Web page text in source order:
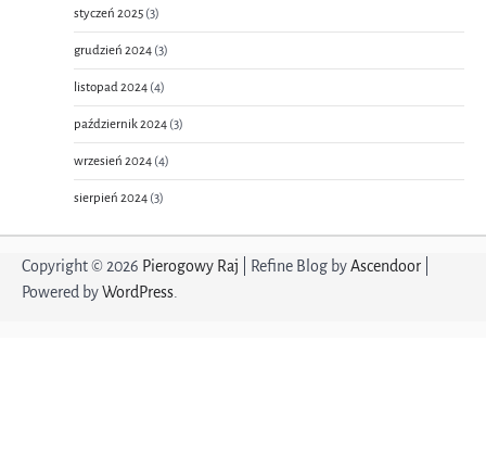
styczeń 2025 (3)
grudzień 2024 (3)
listopad 2024 (4)
październik 2024 (3)
wrzesień 2024 (4)
sierpień 2024 (3)
Copyright © 2026 Pierogowy Raj | Refine Blog byAscendoor
Powered byWordPress